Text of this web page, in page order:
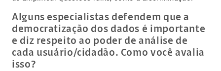
Alguns especialistas defendem que a
democratização dos dados é importante
e diz respeito ao poder de análise de
cada usuário/cidadão. Como você avalia
isso?